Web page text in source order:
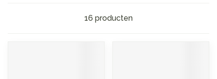
16 producten